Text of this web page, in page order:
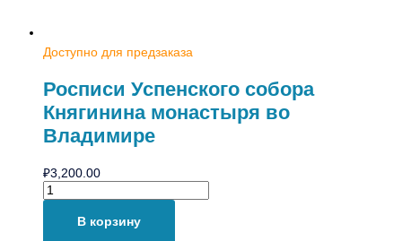
Доступно для предзаказа
Росписи Успенского собора
Княгинина монастыря во
Владимире
₽3,200.00
В корзину